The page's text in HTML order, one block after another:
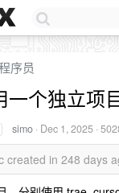
序员
一个独立项
simo · Dec 1, 2025 ·
created in 248 days